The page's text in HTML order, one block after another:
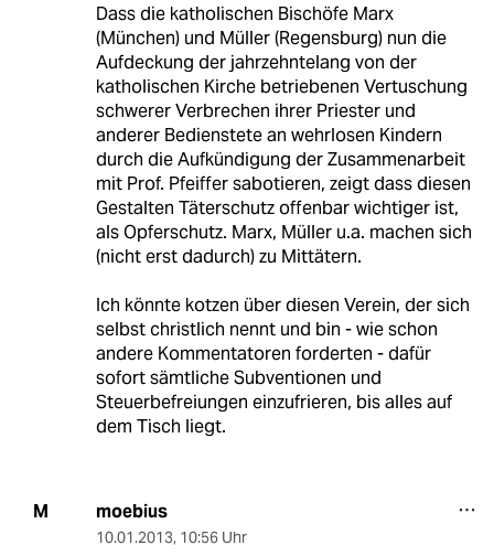
Dass die katholischen Bischöfe Marx
(München) und Müller (Regensburg) nun die
Aufdeckung der jahrzehntelang von der
katholischen Kirche betriebenen Vertuschung
schwerer Verbrechen ihrer Priester und
anderer Bedienstete an wehrlosen Kindern
durch die Aufkündigung der Zusammenarbeit
mit Prof. Pfeiffer sabotieren, zeigt dass diesen
Gestalten Täterschutz offenbar wichtiger ist,
als Opferschutz. Marx, Müller u.a. machen sich
(nicht erst dadurch) zu Mittätern.
Ich könnte kotzen über diesen Verein, der sich
selbst christlich nennt und bin - wie schon
andere Kommentatoren forderten - dafür
sofort sämtliche Subventionen und
Steuerbefreiungen einzufrieren, bis alles auf
dem Tisch liegt.
M moebius
10.01.2013, 10:56 Uhr